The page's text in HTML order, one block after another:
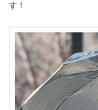
す！